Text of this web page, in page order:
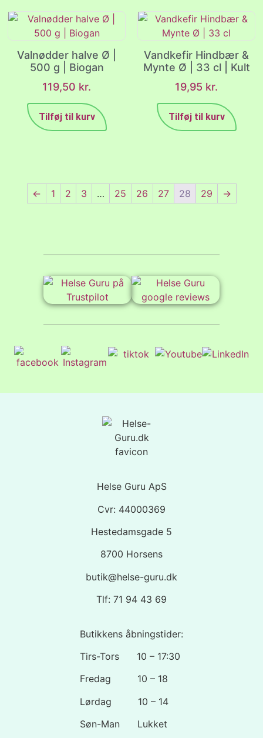
Valnødder halve Ø |
500 g | Biogan
119,50 kr.
Tilføj til kurv
Vandkefir Hindbær &
Mynte Ø | 33 cl | Kult
19,95 kr.
Tilføj til kurv
← 1 2 3 … 25 26 27 28 29 →
Helse Guru ApS
Cvr: 44000369
Hestedamsgade 5
8700 Horsens
butik@helse-guru.dk
Tlf: 71 94 43 69
Butikkens åbningstider:
Tirs-Tors 10 – 17:30
Fredag 10 – 18
Lørdag 10 – 14
Søn-Man Lukket